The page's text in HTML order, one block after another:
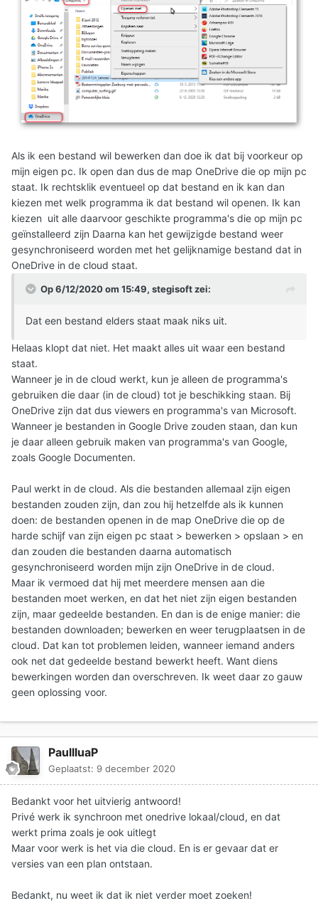
Als ik een bestand wil bewerken dan doe ik dat bij voorkeur op
mijn eigen pc. Ik open dan dus de map OneDrive die op mijn pc
staat. Ik rechtsklik eventueel op dat bestand en ik kan dan
kiezen met welk programma ik dat bestand wil openen. Ik kan
kiezen uit alle daarvoor geschikte programma's die op mijn pc
geïnstalleerd zijn Daarna kan het gewijzigde bestand weer
gesynchroniseerd worden met het gelijknamige bestand dat in
OneDrive in de cloud staat.
Op 6/12/2020 om 15:49, stegisoftzei:
Dat een bestand elders staat maak niks uit.
Helaas klopt dat niet. Het maakt alles uit waar een bestand
staat.
Wanneer je in de cloud werkt, kun je alleen de programma's
gebruiken die daar (in de cloud) tot je beschikking staan. Bij
OneDrive zijn dat dus viewers en programma's van Microsoft.
Wanneer je bestanden in Google Drive zouden staan, dan kun
je daar alleen gebruik maken van programma's van Google,
zoals Google Documenten.
Paul werkt in de cloud. Als die bestanden allemaal zijn eigen
bestanden zouden zijn, dan zou hij hetzelfde als ik kunnen
doen: de bestanden openen in de map OneDrive die op de
harde schijf van zijn eigen pc staat > bewerken > opslaan > en
dan zouden die bestanden daarna automatisch
gesynchroniseerd worden mijn zijn OneDrive in de cloud.
Maar ik vermoed dat hij met meerdere mensen aan die
bestanden moet werken, en dat het niet zijn eigen bestanden
zijn, maar gedeelde bestanden. En dan is de enige manier: die
bestanden downloaden; bewerken en weer terugplaatsen in de
cloud. Dat kan tot problemen leiden, wanneer iemand anders
ook net dat gedeelde bestand bewerkt heeft. Want diens
bewerkingen worden dan overschreven. Ik weet daar zo gauw
geen oplossing voor.
PaullluaP
Geplaatst: 9 december 2020
Bedankt voor het uitvierig antwoord!
Privé werk ik synchroon met onedrive lokaal/cloud, en dat
werkt prima zoals je ook uitlegt
Maar voor werk is het via die cloud. En is er gevaar dat er
versies van een plan ontstaan.
Bedankt, nu weet ik dat ik niet verder moet zoeken!